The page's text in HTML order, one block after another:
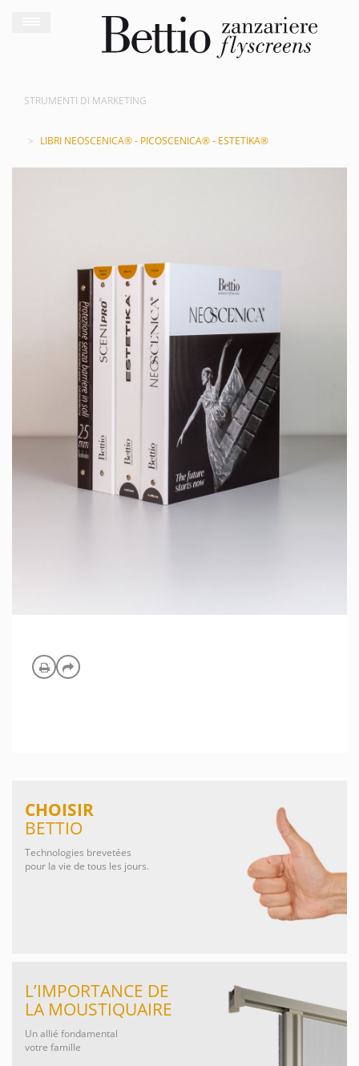
STRUMENTI DI MARKETING
LIBRI NEOSCENICA® - PICOSCENICA® - ESTETIKA®
CHOISIR
BETTIO
Technologies brevetées
pour la vie de tous les jours.
L’IMPORTANCE DE
LA MOUSTIQUAIRE
Un allié fondamental
votre famille